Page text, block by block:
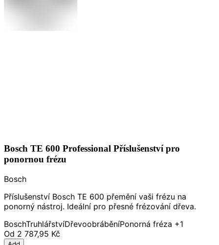
Bosch TE 600 Professional Příslušenství pro
ponornou frézu
Bosch
Příslušenství Bosch TE 600 přemění vaši frézu na
ponorný nástroj. Ideální pro přesné frézování dřeva.
BoschTruhlářstvíDřevoobráběníPonorná fréza +1
Od 2 787,95 Kč